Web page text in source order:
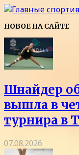
НОВОЕ НА САЙТЕ
Шнайдер
вышла в
турнира в
07.08.2026